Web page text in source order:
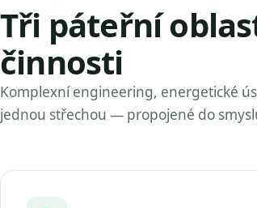
Tři páteřní
činnosti
Komplexní engineering, energetické
jednou střechou — propojené do